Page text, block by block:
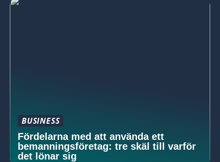
BUSINESS
Fördelarna med att använda ett
bemanningsföretag: tre skäl till varför
det lönar sig